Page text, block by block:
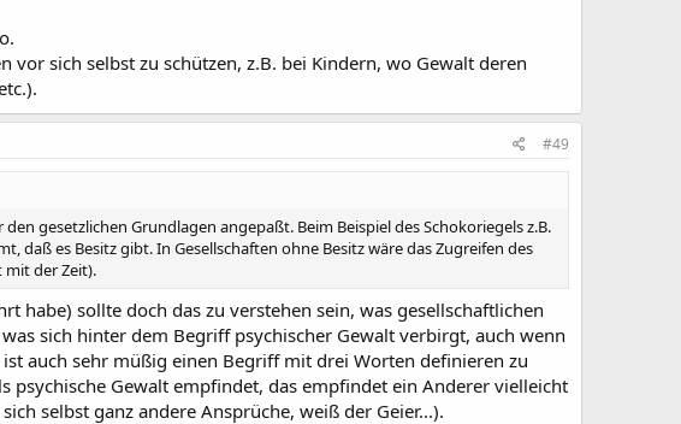
vor sich selbst zu schützen, z.B. bei Kindern, wo Gewalt deren
#49
gesetzlichen Grundlagen angepaßt. Beim Beispiel des Schokoriegels z.B.
daß es Besitz gibt. In Gesellschaften ohne Besitz wäre das Zugreifen des
mit der Zeit).
habe) sollte doch das zu verstehen sein, was gesellschaftlichen
sich hinter dem Begriff psychischer Gewalt verbirgt, auch wenn
auch sehr müßig einen Begriff mit drei Worten definieren zu
psychische Gewalt empfindet, das empfindet ein Anderer vielleicht
selbst ganz andere Ansprüche, weiß der Geier...).